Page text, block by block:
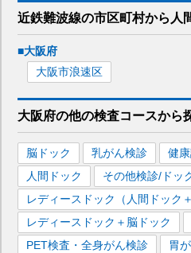
近鉄難波線の市区町村から 人
■大阪府
大阪市浪速区
大阪府の他の検査コースから
脳ドック 乳がん検診 健
人間ドック
その他検診/ドッ
レディースドック（人間ドック
レディースドック＋脳ドック
PET検査・全身がん検診
胃